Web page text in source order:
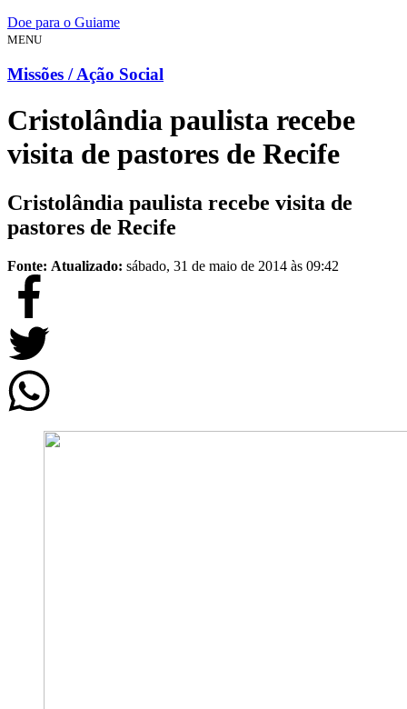
Doe para o Guiame
MENU
Missões / Ação Social
Cristolândia paulista recebe
visita de pastores de Recife
Cristolândia paulista recebe visita de
pastores de Recife
Fonte: Atualizado: sábado, 31 de maio de 2014 às 09:42